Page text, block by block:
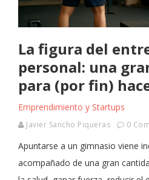
La figura del
personal: una
para (por fin)
Emprendimiento y Startups
Javier Sancho Piqueras 0
Apuntarse a un gimnasio viene
acompañado de una gran